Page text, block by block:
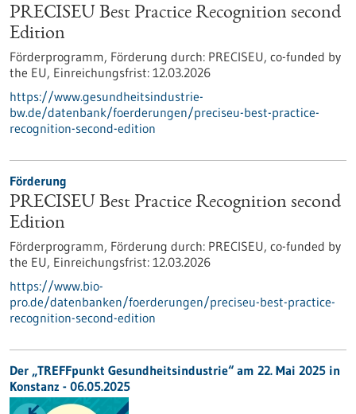
PRECISEU Best Practice Recognition second
Edition
Förderprogramm, Förderung durch: PRECISEU, co-funded by
the EU, Einreichungsfrist: 12.03.2026
https://www.gesundheitsindustrie-
bw.de/datenbank/foerderungen/preciseu-best-practice-
recognition-second-edition
Förderung
PRECISEU Best Practice Recognition second
Edition
Förderprogramm, Förderung durch: PRECISEU, co-funded by
the EU, Einreichungsfrist: 12.03.2026
https://www.bio-
pro.de/datenbanken/foerderungen/preciseu-best-practice-
recognition-second-edition
Der „TREFFpunkt Gesundheitsindustrie“ am 22. Mai 2025 in
Konstanz - 06.05.2025